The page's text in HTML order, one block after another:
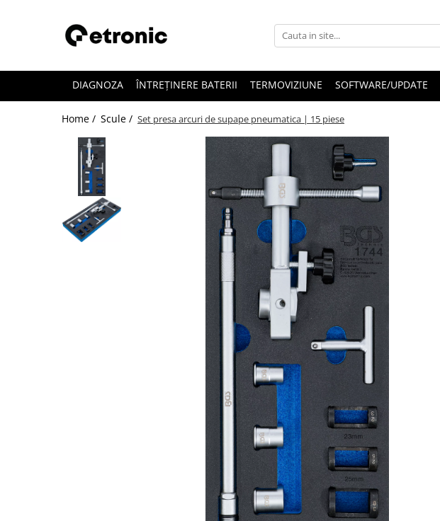
DIAGNOZA ÎNTREȚINERE BATERII TERMOVIZIUNE SOFTWARE/UPDATE
Home / Scule / Set presa arcuri de supape pneumatica | 15 piese